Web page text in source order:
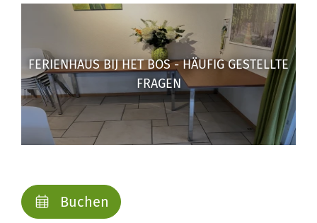
FERIENHAUS BIJ HET BOS - HÄUFIG GESTELLTE
FRAGEN
Buchen